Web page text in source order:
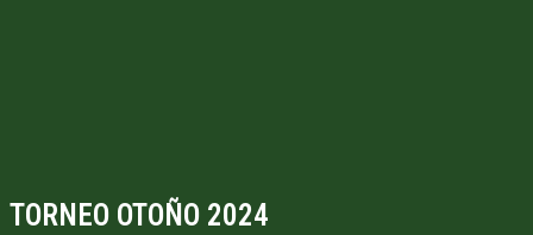
TORNEO OTOÑO 2024